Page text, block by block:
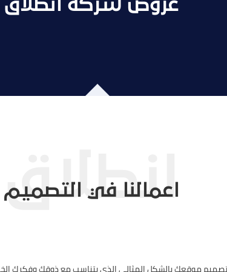
عروض شركة انطلاق
اعمالنا في التصميم